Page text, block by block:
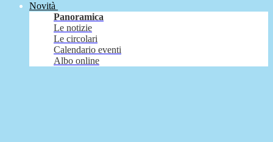
Novità
Panoramica
Le notizie
Le circolari
Calendario eventi
Albo online